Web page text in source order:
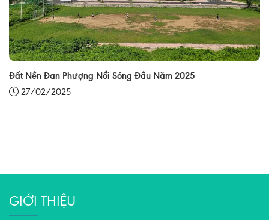
Đất Nền Đan Phượng Nổi Sóng Đầu Năm 2025
27/02/2025
GIỚI THIỆU